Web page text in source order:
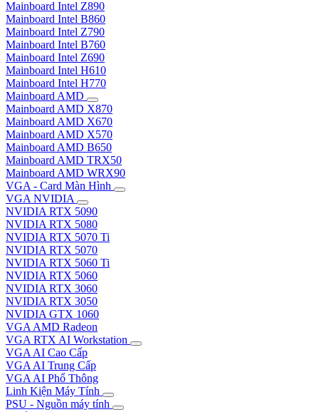
Mainboard Intel Z890
Mainboard Intel B860
Mainboard Intel Z790
Mainboard Intel B760
Mainboard Intel Z690
Mainboard Intel H610
Mainboard Intel H770
Mainboard AMD
Mainboard AMD X870
Mainboard AMD X670
Mainboard AMD X570
Mainboard AMD B650
Mainboard AMD TRX50
Mainboard AMD WRX90
VGA - Card Màn Hình
VGA NVIDIA
NVIDIA RTX 5090
NVIDIA RTX 5080
NVIDIA RTX 5070 Ti
NVIDIA RTX 5070
NVIDIA RTX 5060 Ti
NVIDIA RTX 5060
NVIDIA RTX 3060
NVIDIA RTX 3050
NVIDIA GTX 1060
VGA AMD Radeon
VGA RTX AI Workstation
VGA AI Cao Cấp
VGA AI Trung Cấp
VGA AI Phổ Thông
Linh Kiện Máy Tính
PSU - Nguồn máy tính